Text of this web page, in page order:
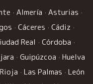
· Almería · Asturias ·
· Cáceres · Cádiz ·
Real · Córdoba ·
· Guipúzcoa · Huelva
· Las Palmas · León